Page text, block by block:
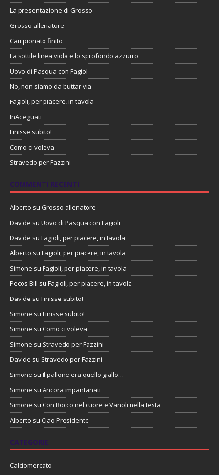
La presentazione di Grosso
Grosso allenatore
Campionato finito
La sottile linea viola e lo sprofondo azzurro
Uovo di Pasqua con Fagioli
No, non siamo da buttar via
Fagioli, per piacere, in tavola
InAdeguati
Finisse subito!
Como ci voleva
Stravedo per Fazzini
COMMENTI RECENTI
Alberto su Grosso allenatore
Davide su Uovo di Pasqua con Fagioli
Davide su Fagioli, per piacere, in tavola
Alberto su Fagioli, per piacere, in tavola
Simone su Fagioli, per piacere, in tavola
Pecos Bill su Fagioli, per piacere, in tavola
Davide su Finisse subito!
Simone su Finisse subito!
Simone su Como ci voleva
Simone su Stravedo per Fazzini
Davide su Stravedo per Fazzini
Simone su Il pallone era quello giallo…
Simone su Ancora impantanati
Simone su Con Rocco nel cuore e Vanoli nella testa
Alberto su Ciao Presidente
CATEGORIE
Calciomercato